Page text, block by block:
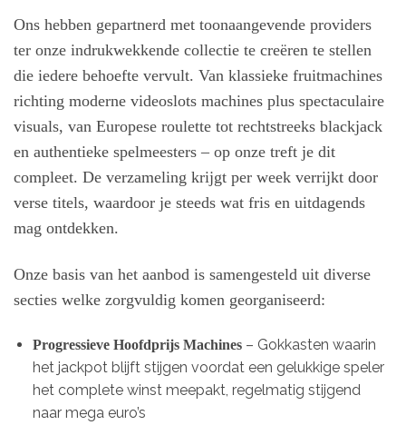
Ons hebben gepartnerd met toonaangevende providers
ter onze indrukwekkende collectie te creëren te stellen
die iedere behoefte vervult. Van klassieke fruitmachines
richting moderne videoslots machines plus spectaculaire
visuals, van Europese roulette tot rechtstreeks blackjack
en authentieke spelmeesters – op onze treft je dit
compleet. De verzameling krijgt per week verrijkt door
verse titels, waardoor je steeds wat fris en uitdagends
mag ontdekken.
Onze basis van het aanbod is samengesteld uit diverse
secties welke zorgvuldig komen georganiseerd:
Progressieve Hoofdprijs Machines– Gokkasten waarin
het jackpot blijft stijgen voordat een gelukkige speler
het complete winst meepakt, regelmatig stijgend
naar mega euro’s